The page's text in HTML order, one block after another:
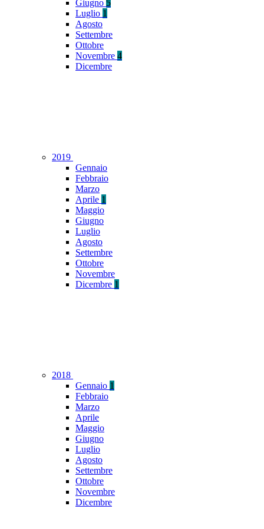
Giugno 5
Luglio 1
Agosto
Settembre
Ottobre
Novembre 4
Dicembre
2019
Gennaio
Febbraio
Marzo
Aprile 1
Maggio
Giugno
Luglio
Agosto
Settembre
Ottobre
Novembre
Dicembre 1
2018
Gennaio 1
Febbraio
Marzo
Aprile
Maggio
Giugno
Luglio
Agosto
Settembre
Ottobre
Novembre
Dicembre